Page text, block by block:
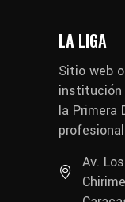
LA LIGA
Sitio web
institución
la Primera
Av.